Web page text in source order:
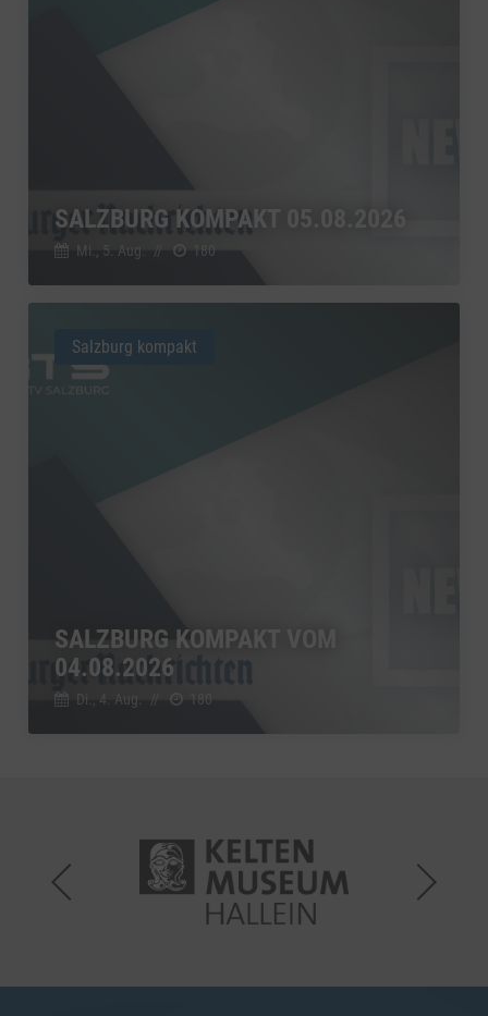
SALZBURG KOMPAKT 05.08.2026
Mi., 5. Aug. // 180
SALZBURG KOMPAKT VOM
04.08.2026
Di., 4. Aug. // 180
Salzburg kompakt